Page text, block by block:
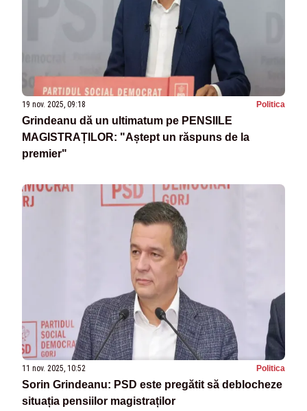
19 nov. 2025, 09:18 Politica
Grindeanu dă un ultimatum pe PENSIILE
MAGISTRAȚILOR: "Aștept un răspuns de la
premier"
11 nov. 2025, 10:52 Politica
Sorin Grindeanu: PSD este pregătit să deblocheze
situația pensiilor magistraților